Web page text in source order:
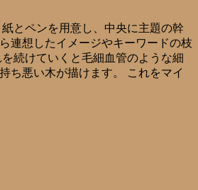
とペンを用意し、中央に主題の幹
連想したイメージやキーワードの枝
続けていくと毛細血管のような細
ち悪い木が描けます。 これをマイ